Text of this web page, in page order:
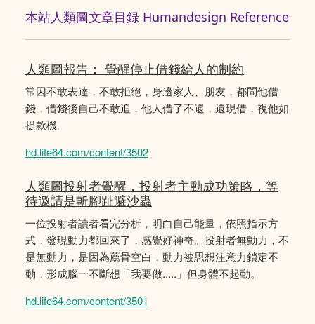
本站人類圖文章目録 Humandesign Reference
人類圖報告： 覺醒停止借錢給人的制約
常因不敢表達，不敢拒絕，身邊家人、朋友，都問他借
錢，借錢後自己不敢追，他人借了不還，還現借，視他如
提款機。
hd.life64.com/content/3502
人類圖投射者覺醒，投射者主動成功策略，等
待邀請是斬腳趾避沙蟲
一位投射者讀者看完分析，明白自己能量，依照指示方
式，發現動力都回來了，感覺好神奇。投射者無動力，不
是無動力，是因為薦骨空白，動力被思想注意力鎖定不
動，形成腦一不斷想「我要做.....」但身體不起動。
hd.life64.com/content/3501